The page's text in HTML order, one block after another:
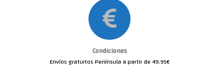
Condiciones
Envíos gratuitos Península a partir de 49.95€